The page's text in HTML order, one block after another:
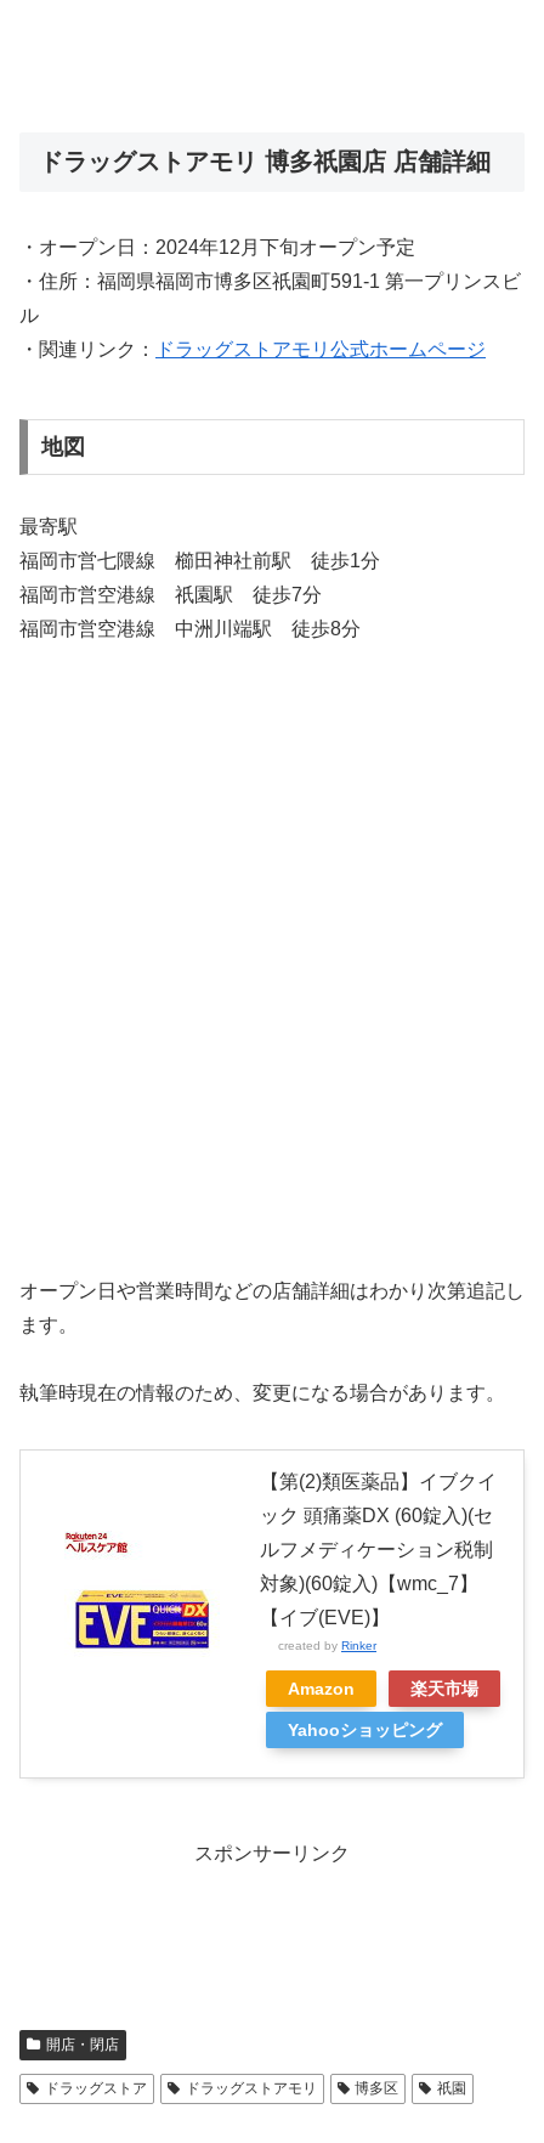
ドラッグストアモリ 博多祇園店 店舗詳細
・オープン日：2024年12月下旬オープン予定
・住所：福岡県福岡市博多区祇園町591-1 第一プリンスビ
ル
・関連リンク：
ドラッグストアモリ公式ホームページ
地図
最寄駅
福岡市営七隈線 櫛田神社前駅 徒歩1分
福岡市営空港線 祇園駅 徒歩7分
福岡市営空港線 中洲川端駅 徒歩8分
オープン日や営業時間などの店舗詳細はわかり次第追記し
ます。
執筆時現在の情報のため、変更になる場合があります。
【第(2)類医薬品】イブクイ
ック 頭痛薬DX (60錠入)(セ
ルフメディケーション税制
対象)(60錠入)【wmc_7】
【イブ(EVE)】
created by Rinker
Amazon 楽天市場
Yahooショッピング
スポンサーリンク
開店・閉店
ドラッグストア ドラッグストアモリ 博多区 祇園